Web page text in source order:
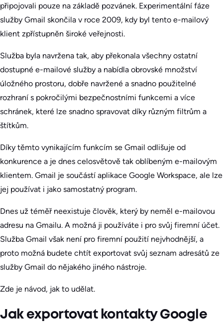
připojovali pouze na základě pozvánek. Experimentální fáze
služby Gmail skončila v roce 2009, kdy byl tento e-mailový
klient zpřístupněn široké veřejnosti.
Služba byla navržena tak, aby překonala všechny ostatní
dostupné e-mailové služby a nabídla obrovské množství
úložného prostoru, dobře navržené a snadno použitelné
rozhraní s pokročilými bezpečnostními funkcemi a více
schránek, které lze snadno spravovat díky různým filtrům a
štítkům.
Díky těmto vynikajícím funkcím se Gmail odlišuje od
konkurence a je dnes celosvětově tak oblíbeným e-mailovým
klientem. Gmail je součástí aplikace Google Workspace, ale lze
jej používat i jako samostatný program.
Dnes už téměř neexistuje člověk, který by neměl e-mailovou
adresu na Gmailu. A možná ji používáte i pro svůj firemní účet.
Služba Gmail však není pro firemní použití nejvhodnější, a
proto možná budete chtít exportovat svůj seznam adresátů ze
služby Gmail do nějakého jiného nástroje.
Zde je návod, jak to udělat.
Jak exportovat kontakty Google